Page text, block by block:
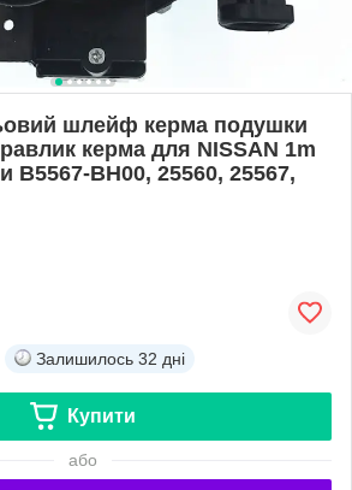
шлейф керма подушки
керма для NISSAN 1m
B5567-BH00, 25560, 25567,
Залишилось 32 дні
Купити
або